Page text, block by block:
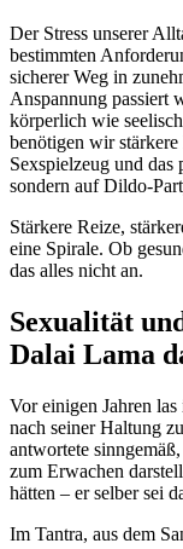
Der Stress unserer
bestimmten
sicherer Weg in
Anspannung passiert
körperlich wie
benötigen wir
Sexspielzeug und das
sondern auf Dildo-
Stärkere Reize,
eine Spirale. Ob
das alles nicht an.
Sexualität
Dalai Lama
Vor einigen Jahren
nach seiner Haltung
antwortete
zum Erwachen
hätten – er selber sei
Im Tantra, aus dem